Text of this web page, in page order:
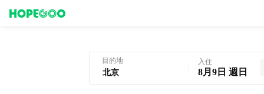
目的地 入住
8月9日 週日